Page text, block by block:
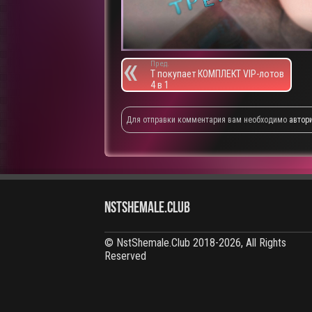
Пред.
T покупает КОМПЛЕКТ VIP-лотов
4 в 1
Для отправки комментария вам необходимо
NstShemale.Club
© NstShemale.Club 2018-2026, All Rights
Reserved